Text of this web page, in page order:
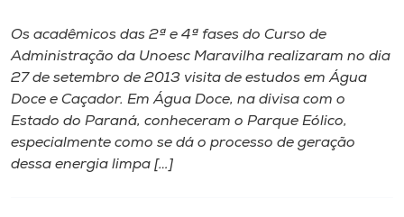
A
Internacionalização
I.nova
Os acadêmicos das 2ª e 4ª fases do Curso de
Administração da Unoesc Maravilha realizaram no dia
27 de setembro de 2013 visita de estudos em Água
Doce e Caçador. Em Água Doce, na divisa com o
Estado do Paraná, conheceram o Parque Eólico,
especialmente como se dá o processo de geração
dessa energia limpa […]